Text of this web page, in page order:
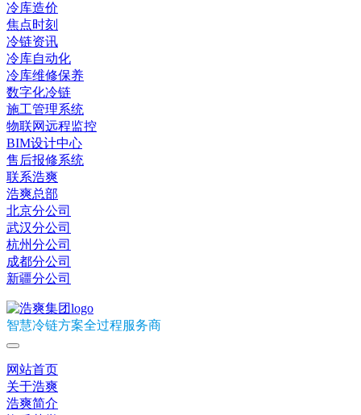
冷库造价
焦点时刻
冷链资讯
冷库自动化
冷库维修保养
数字化冷链
施工管理系统
物联网远程监控
BIM设计中心
售后报修系统
联系浩爽
浩爽总部
北京分公司
武汉分公司
杭州分公司
成都分公司
新疆分公司
智慧冷链方案全过程服务商
网站首页
关于浩爽
浩爽简介